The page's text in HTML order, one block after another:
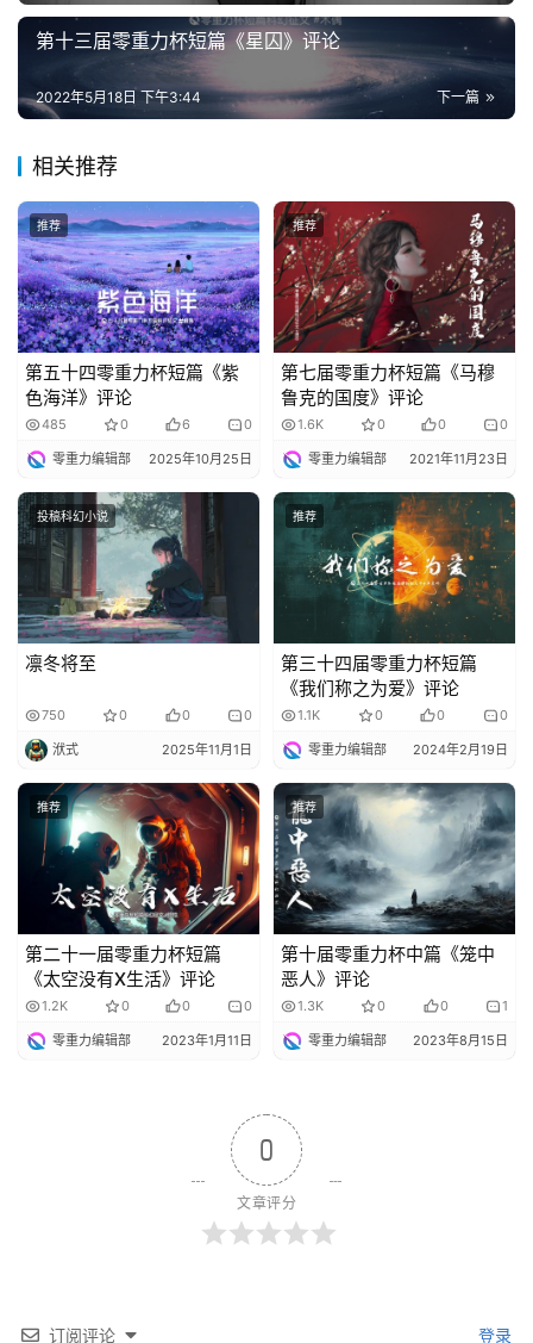
说
库第十三届零重力杯短篇《星囚》评论
下一篇
2022年5月18日 下午3:44
相关推荐
推荐
第五十四零重力杯短篇《紫
色海洋》评论
485 0 6 0
零重力编辑部 2025年10月25日
推荐
第七届零重力杯短篇《马穆
鲁克的国度》评论
1.6K 0 0 0
零重力编辑部 2021年11月23日
投稿科幻小说
凛冬将至
750 0 0 0
洑式 2025年11月1日
推荐
第三十四届零重力杯短篇
《我们称之为爱》评论
1.1K 0 0 0
零重力编辑部 2024年2月19日
推荐
第二十一届零重力杯短篇
《太空没有X生活》评论
1.2K 0 0 0
零重力编辑部 2023年1月11日
推荐
第十届零重力杯中篇《笼中
恶人》评论
1.3K 0 0 1
零重力编辑部 2023年8月15日
0
文章评分
订阅评论 登录